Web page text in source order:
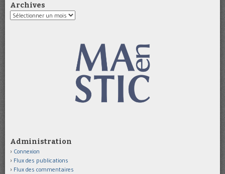
Archives
Archives
Administration
Connexion
Flux des publications
Flux des commentaires